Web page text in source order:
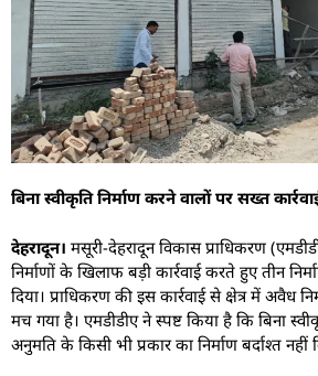
बिना स्वीकृति निर्माण करने वालों पर सख्त
देहरादून। मसूरी-देहरादून विकास प्राधिकरण
निर्माणों के खिलाफ बड़ी कार्रवाई करते हुए तीन
दिया। प्राधिकरण की इस कार्रवाई से क्षेत्र में अवैध
मच गया है। एमडीडीए ने स्पष्ट किया है कि बिना
अनुमति के किसी भी प्रकार का निर्माण बर्दाश्त नहीं